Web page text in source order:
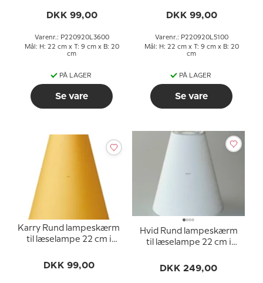
med gevind og
DKK 99,00
Varenr.: P220920L3600
Mål: H: 22 cm x T: 9 cm x B: 20
cm
PÅ LAGER
Se vare
højden til E27 fatning
omløbsringe
DKK 99,00
Varenr.: P220920L5100
Mål: H: 22 cm x T: 9 cm x B: 20
cm
PÅ LAGER
Se vare
Karry Rund lampeskærm
til læselampe 22 cm i
med gevind og
DKK 99,00
Hvid Rund lampeskærm
til læselampe 22 cm i
med gevind og
DKK 249,00